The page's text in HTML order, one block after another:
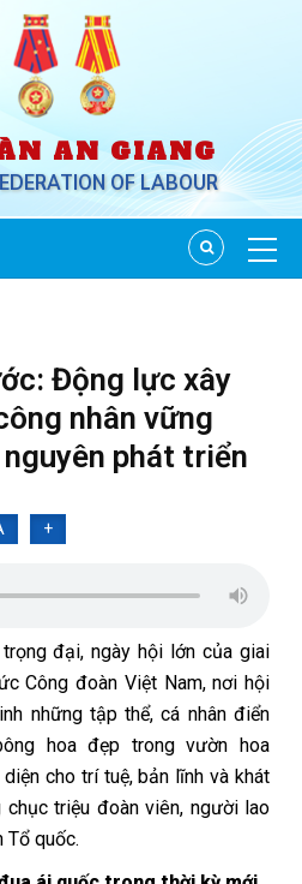
AN GIANG
OF LABOUR
Động lực xây
nhân vững
phát triển
+
đại, ngày hội lớn của giai
Công đoàn Việt Nam, nơi hội
những tập thể, cá nhân điển
hoa đẹp trong vườn hoa
cho trí tuệ, bản lĩnh và khát
triệu đoàn viên, người lao
Tổ quốc.